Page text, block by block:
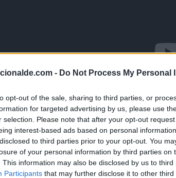
- Do Not Process My Personal
opt-out of the sale, sharing to third parties, or
for targeted advertising by us, please use
selection. Please note that after your opt-out
interest-based ads based on personal
to third parties prior to your opt-out. You
of your personal information by third parties on
This information may also be disclosed by us to
Participants that may further disclose it to other third
de la Relajación?
de enfermedades como alta
e incluso diabetes.